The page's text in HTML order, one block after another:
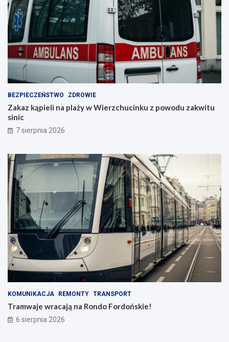
BEZPIECZEŃSTWO ZDROWIE
Zakaz kąpieli na plaży w Wierzchucinku z powodu zakwitu
sinic
7 sierpnia 2026
KOMUNIKACJA REMONTY TRANSPORT
Tramwaje wracają na Rondo Fordońskie!
6 sierpnia 2026